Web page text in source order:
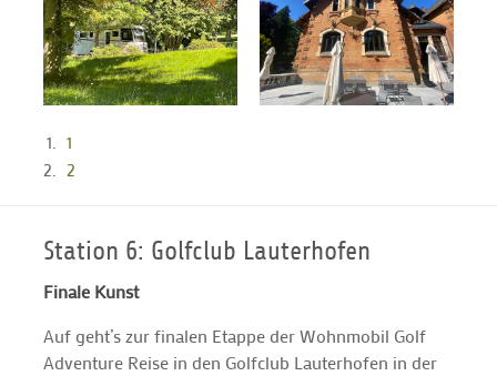
1
2
Station 6: Golfclub Lauterhofen
Finale Kunst
Auf geht’s zur finalen Etappe der Wohnmobil Golf
Adventure Reise in den Golfclub Lauterhofen in der